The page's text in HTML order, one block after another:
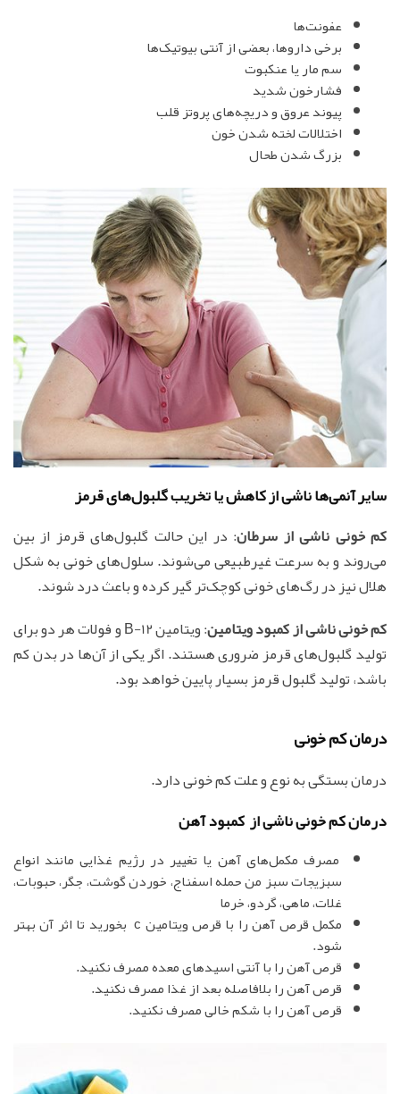
عفونت‌ها
برخی داروها، بعضی از آنتی بیوتیک‌ها
سم مار یا عنکبوت
فشارخون شدید
پیوند عروق و دریچه‌های پروتز قلب
اختلالات لخته شدن خون
بزرگ شدن طحال
سایر آنمی‌ها ناشی از کاهش یا تخریب گلبول‌های قرمز
کم خونی ناشی از سرطان: در این حالت گلبول‌های قرمز از بین
می‌روند و به سرعت غیرطبیعی می‌شوند. سلول‌های خونی به شکل
هلال نیز در رگ‌های خونی کوچک‌تر گیر کرده و باعث درد شوند.
کم خونی ناشی از کمبود ویتامین
: ویتامین B-12 و فولات هر دو برای
تولید گلبول‌های قرمز ضروری هستند. اگر یکی از آن‌ها در بدن کم
باشد، تولید گلبول قرمز بسیار پایین خواهد بود.
درمان کم خونی
درمان بستگی به نوع و علت کم خونی دارد.
درمان کم خونی ناشی از کمبود آهن
مصرف مکمل‌های آهن یا تغییر در رژیم غذایی مانند انواع
سبزیجات سبز من حمله اسفناج، خوردن گوشت، جگر، حبوبات،
غلات، ماهی، گردو، خرما
مکمل قرص آهن را با قرص ویتامین c بخورید تا اثر آن بهتر
شود.
قرص آهن را با آنتی اسیدهای معده مصرف نکنید.
قرص آهن را بلافاصله بعد از غذا مصرف نکنید.
قرص آهن را با شکم خالی مصرف نکنید.